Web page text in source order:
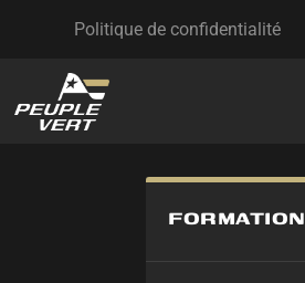
Politique de confidentialité
FORMATION